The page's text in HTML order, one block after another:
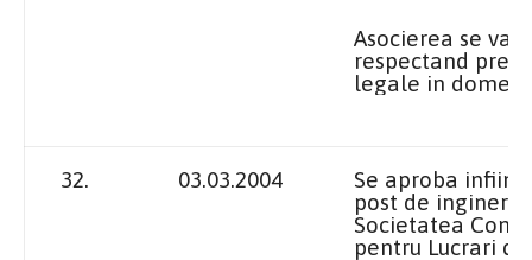
Asocierea se va
respectand
legale in
32. 03.03.2004
Se aproba
post de inginer
Societatea
pentru Lucrari